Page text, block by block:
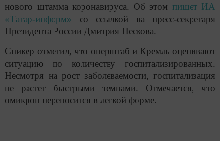
нового штамма коронавируса. Об этом пишет ИА
«Татар-информ» со ссылкой на пресс-секретаря
Президента России Дмитрия Пескова.
Спикер отметил, что оперштаб и Кремль оценивают
ситуацию по количеству госпитализированных.
Несмотря на рост заболеваемости, госпитализация
не растет быстрыми темпами. Отмечается, что
омикрон переносится в легкой форме.